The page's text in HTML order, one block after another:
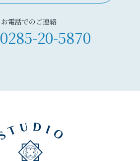
お電話でのご連絡
0285-20-5870